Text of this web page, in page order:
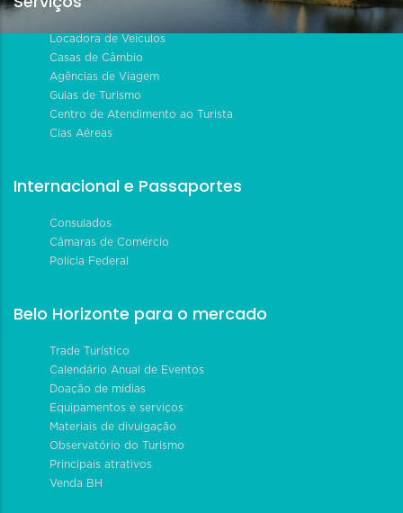
Locadora de Veículos
Casas de Câmbio
Agências de Viagem
Guias de Turismo
Centro de Atendimento ao Turista
Cias Aéreas
Internacional e Passaportes
Consulados
Câmaras de Comércio
Polícia Federal
Belo Horizonte para o mercado
Trade Turístico
Calendário Anual de Eventos
Doação de mídias
Equipamentos e serviços
Materiais de divulgação
Observatório do Turismo
Principais atrativos
Venda BH